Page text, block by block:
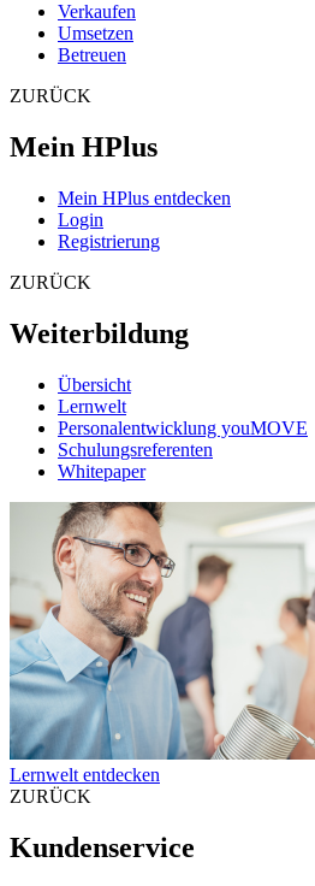
Verkaufen
Umsetzen
Betreuen
ZURÜCK
Mein HPlus
Mein HPlus entdecken
Login
Registrierung
ZURÜCK
Weiterbildung
Übersicht
Lernwelt
Personalentwicklung youMOVE
Schulungsreferenten
Whitepaper
Lernwelt entdecken
ZURÜCK
Kundenservice